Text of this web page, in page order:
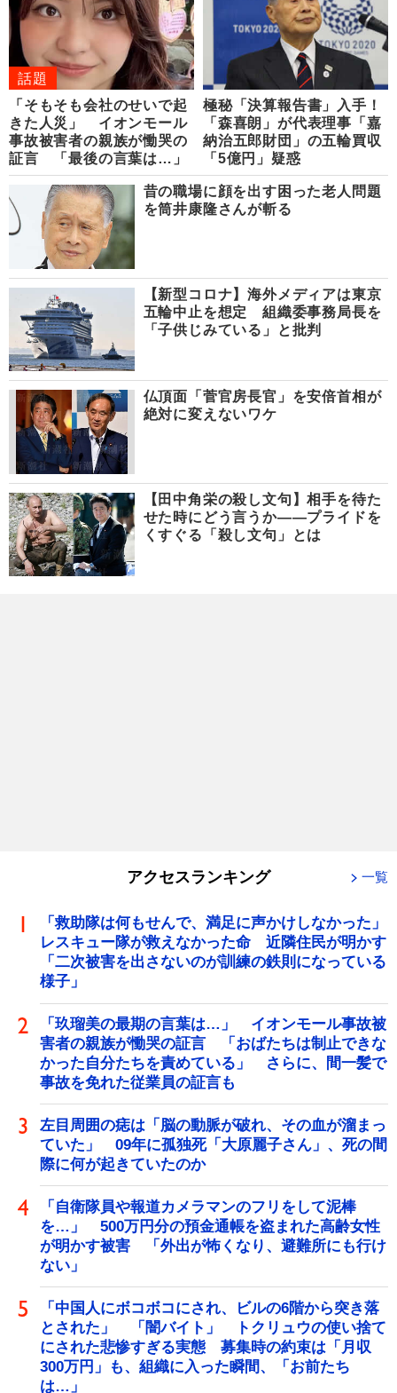
話題
「そもそも会社のせいで起
きた人災」 イオンモール
事故被害者の親族が慟哭の
証言 「最後の言葉は…」
極秘「決算報告書」入手！
「森喜朗」が代表理事「嘉
納治五郎財団」の五輪買収
「5億円」疑惑
昔の職場に顔を出す困った老人問題
を筒井康隆さんが斬る
【新型コロナ】海外メディアは東京
五輪中止を想定 組織委事務局長を
「子供じみている」と批判
仏頂面「菅官房長官」を安倍首相が
絶対に変えないワケ
【田中角栄の殺し文句】相手を待た
せた時にどう言うか――プライドを
くすぐる「殺し文句」とは
アクセスランキング 一覧
「救助隊は何もせんで、満足に声かけしなかった」
レスキュー隊が救えなかった命 近隣住民が明かす
「二次被害を出さないのが訓練の鉄則になっている
様子」
「玖瑠美の最期の言葉は…」 イオンモール事故被
害者の親族が慟哭の証言 「おばたちは制止できな
かった自分たちを責めている」 さらに、間一髪で
事故を免れた従業員の証言も
左目周囲の痣は「脳の動脈が破れ、その血が溜まっ
ていた」 09年に孤独死「大原麗子さん」、死の間
際に何が起きていたのか
「自衛隊員や報道カメラマンのフリをして泥棒
を…」 500万円分の預金通帳を盗まれた高齢女性
が明かす被害 「外出が怖くなり、避難所にも行け
ない」
「中国人にボコボコにされ、ビルの6階から突き落
とされた」 「闇バイト」 トクリュウの使い捨て
にされた悲惨すぎる実態 募集時の約束は「月収
300万円」も、組織に入った瞬間、「お前たち
は…」